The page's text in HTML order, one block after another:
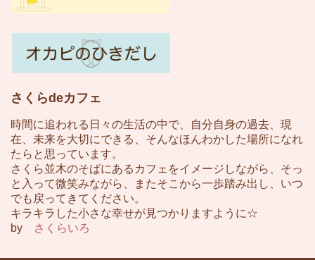
さくらdeカフェ
時間に追われる日々の生活の中で、自分自身の過去、現
在、未来を大切にできる、そんなほんわかした場所になれ
たらと思っています。
さくら並木のそばにあるカフェをイメージしながら、そっ
と入って微笑みながら、またそこから一歩踏み出し、いつ
でも戻ってきてください。
キラキラした小さな幸せが見つかりますように☆
by
さくらいろ